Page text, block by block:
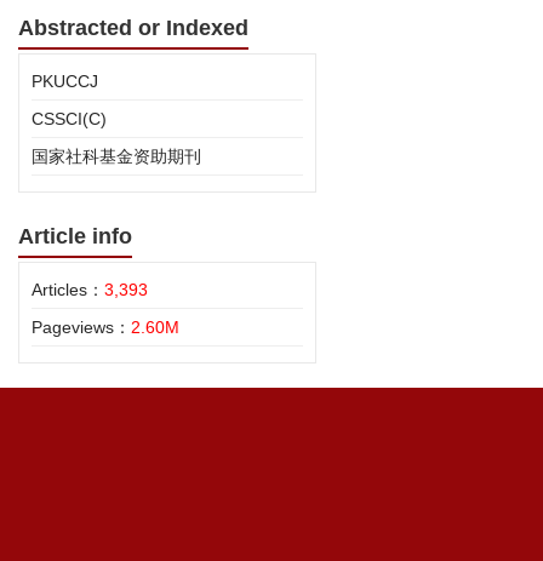
Abstracted or Indexed
PKUCCJ
CSSCI(C)
国家社科基金资助期刊
Article info
Articles： 3,393
Pageviews： 2.60M